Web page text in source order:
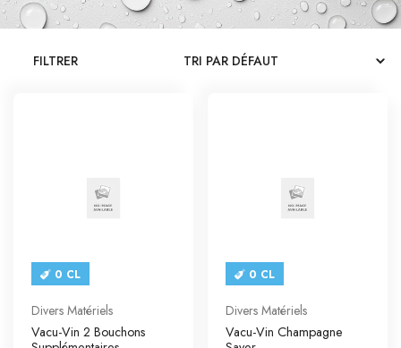
CATALOGUES
CONTACT
FILTRER
0 CL
Divers Matériels
Vacu-Vin 2 Bouchons
0 CL
Divers Matériels
Vacu-Vin Champagne